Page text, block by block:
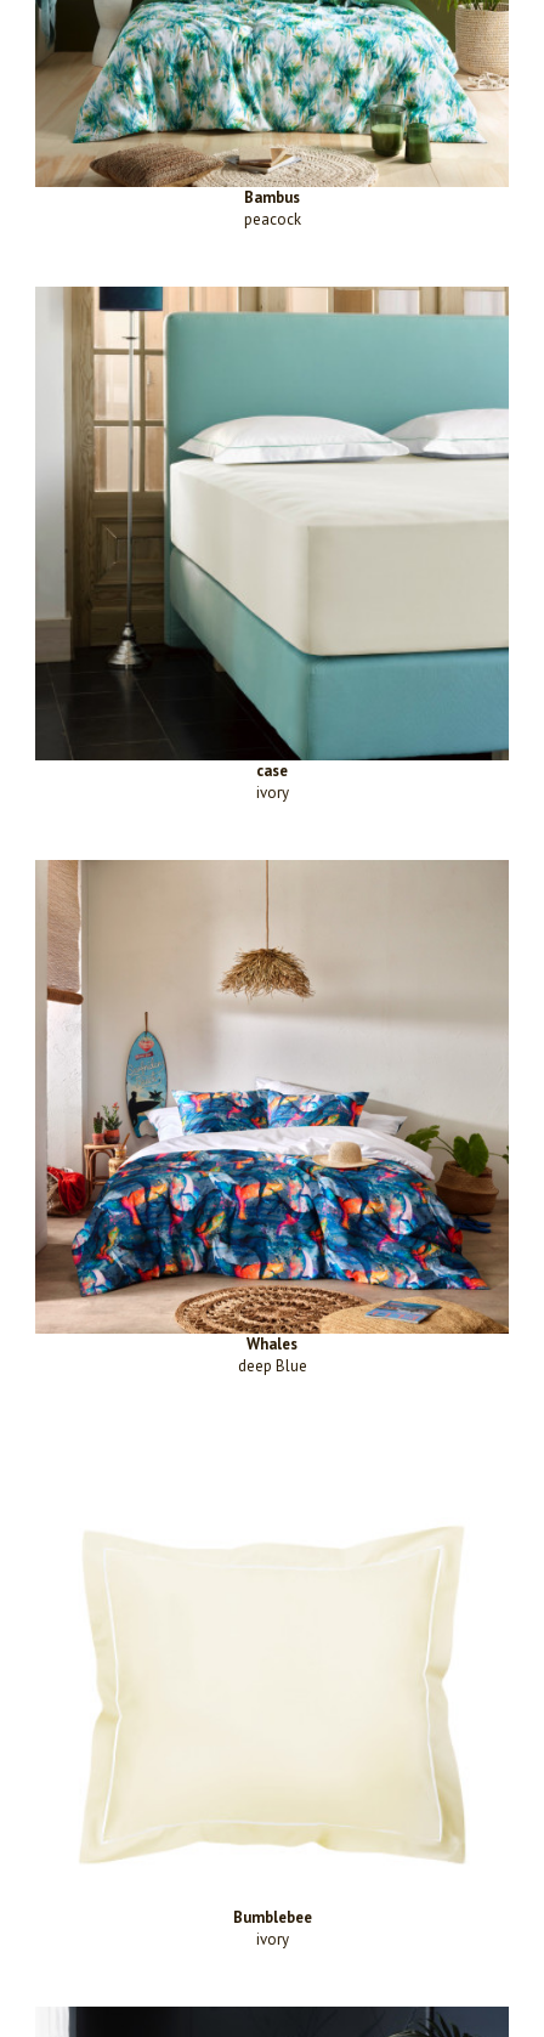
Bambus
peacock
case
ivory
Whales
deep Blue
Bumblebee
ivory